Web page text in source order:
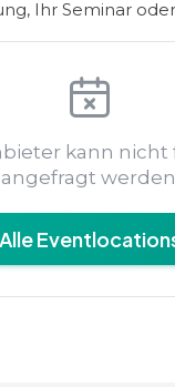
Ihr Seminar
kann nicht
angefragt
Alle